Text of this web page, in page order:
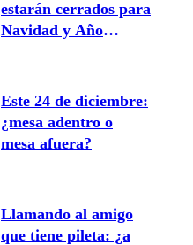
estarán cerrados para
Navidad y Año
Este 24 de diciembre:
¿mesa adentro o
mesa afuera?
Llamando al amigo
que tiene pileta: ¿a